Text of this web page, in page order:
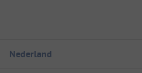
Nederland